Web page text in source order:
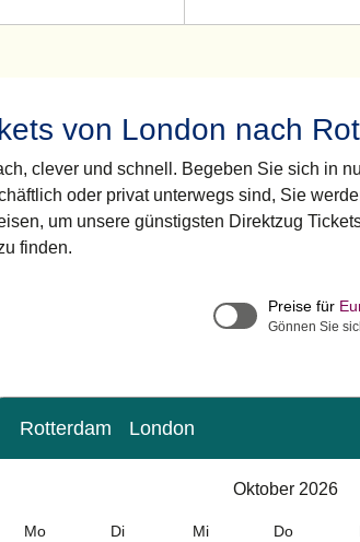
von London nach
clever und schnell. Begeben Sie sich in
oder privat unterwegs sind, Sie
um unsere günstigsten Direktzug
finden.
Preise für
Gönnen Sie
Kalender -
Rotterdam London
Oktober 2026
Mo Di Mi Do